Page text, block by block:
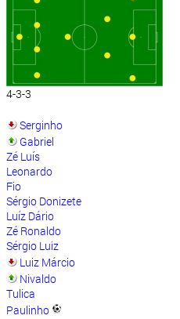
4-3-3
Serginho
Gabriel
Zé Luís
Leonardo
Fio
Sérgio Donizete
Luíz Dário
Zé Ronaldo
Sérgio Luiz
Luiz Márcio
Nivaldo
Tulica
Paulinho